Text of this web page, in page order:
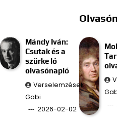
Mándy Iván:
Csutak és a
szürke ló
olvasónapló
Verselemzések
Gabi
2026-02-02